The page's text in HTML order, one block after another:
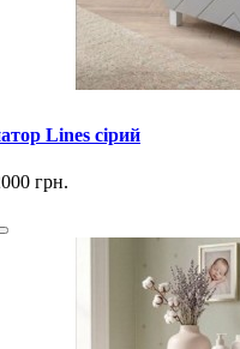
Lines сірий
грн.